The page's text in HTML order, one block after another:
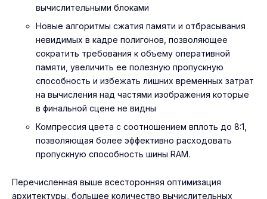
вычислительными блоками
Новые алгоритмы сжатия памяти и отбрасывания
невидимых в кадре полигонов, позволяющее
сократить требования к объему оперативной
памяти, увеличить ее полезную пропускную
способность и избежать лишних временных затрат
на вычисления над частями изображения которые
в финальной сцене не видны
Компрессия цвета с соотношением вплоть до 8:1,
позволяющая более эффективно расходовать
пропускную способность шины RAM.
Перечисленная выше всесторонняя оптимизация
архитектуры, большее количество вычислительных